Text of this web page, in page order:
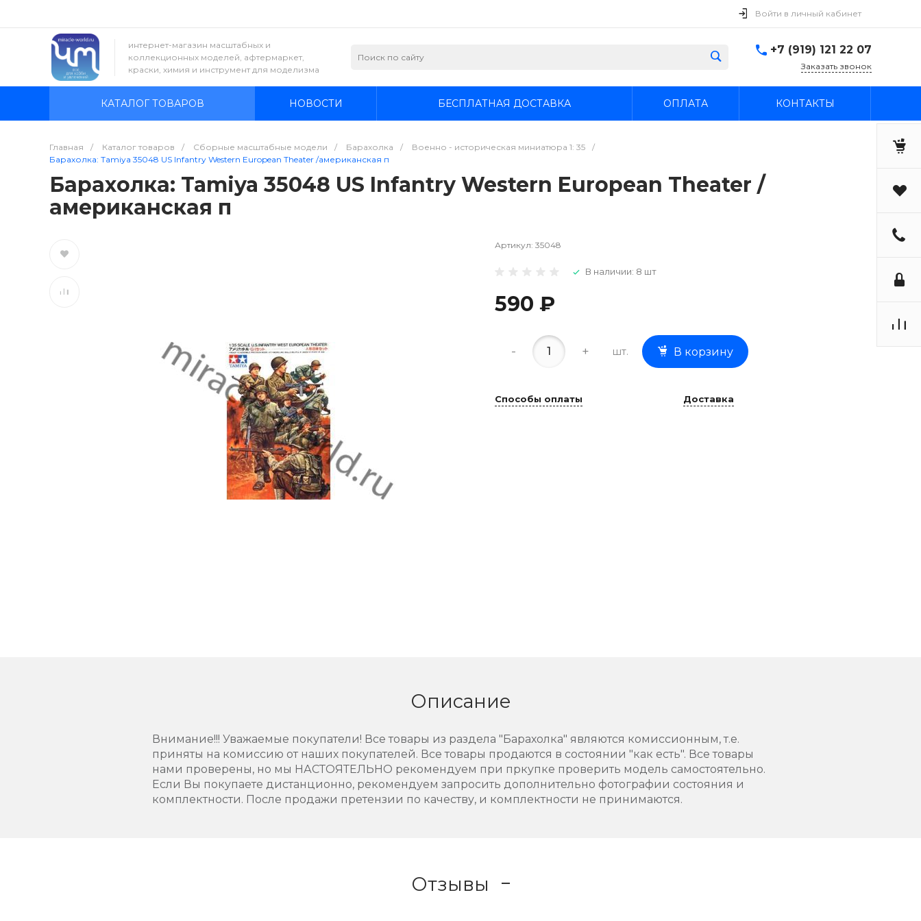
Войти в личный кабинет
интернет-магазин масштабных и
коллекционных моделей, афтермаркет,
краски, химия и инструмент для моделизма
+7 (919) 121 22 07
Заказать звонок
КАТАЛОГ ТОВАРОВ НОВОСТИ БЕСПЛАТНАЯ ДОСТАВКА ОПЛАТА КОНТАКТЫ
Главная / Каталог товаров / Сборные масштабные модели / Барахолка / Военно - историческая миниатюра 1: 35
/
Барахолка: Tamiya 35048 US Infantry Western European Theater /американская п
Барахолка: Tamiya 35048 US Infantry Western European Theater /
американская п
Артикул: 35048
В наличии: 8 шт
590 ₽
- + шт. В корзину
Способы оплаты Доставка
Описание
Внимание!!! Уважаемые покупатели! Все товары из раздела "Барахолка" являются комиссионным, т.е.
приняты на комиссию от наших покупателей. Все товары продаются в состоянии "как есть". Все товары
нами проверены, но мы НАСТОЯТЕЛЬНО рекомендуем при пркупке проверить модель самостоятельно.
Если Вы покупаете дистанционно, рекомендуем запросить дополнительно фотографии состояния и
комплектности. После продажи претензии по качеству, и комплектности не принимаются.
Отзывы